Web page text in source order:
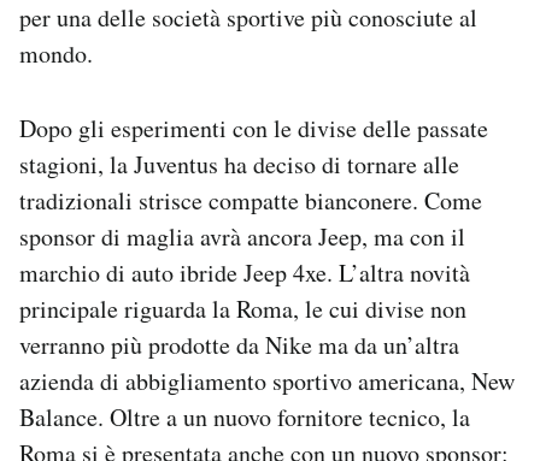
per una delle società sportive più conosciute al
mondo.
Dopo gli esperimenti con le divise delle passate
stagioni, la Juventus ha deciso di tornare alle
tradizionali strisce compatte bianconere. Come
sponsor di maglia avrà ancora Jeep, ma con il
marchio di auto ibride Jeep 4xe. L’altra novità
principale riguarda la Roma, le cui divise non
verranno più prodotte da Nike ma da un’altra
azienda di abbigliamento sportivo americana, New
Balance. Oltre a un nuovo fornitore tecnico, la
Roma si è presentata anche con un nuovo sponsor: